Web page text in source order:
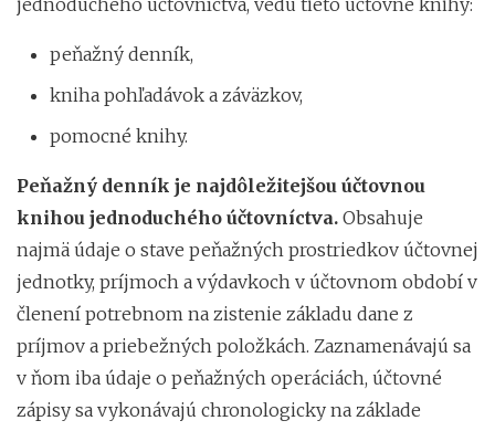
peňažný denník,
kniha pohľadávok a záväzkov,
pomocné knihy.
Peňažný denník je najdôležitejšou účtovnou
knihou jednoduchého účtovníctva. Obsahuje
najmä údaje o stave peňažných prostriedkov účtovnej
jednotky, príjmoch a výdavkoch v účtovnom období v
členení potrebnom na zistenie základu dane z
príjmov a priebežných položkách. Zaznamenávajú sa
v ňom iba údaje o peňažných operáciách, účtovné
zápisy sa vykonávajú chronologicky na základe